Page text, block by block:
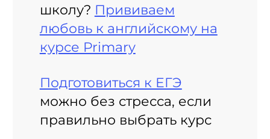
школу? Прививаем
любовь к английскому на
курсе Primary
Подготовиться к ЕГЭ
можно без стресса, если
правильно выбрать курс